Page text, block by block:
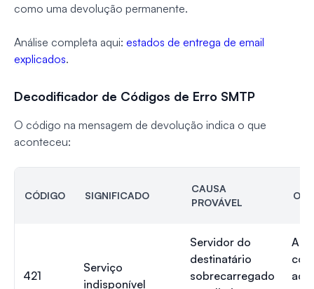
como uma devolução permanente.
Análise completa aqui: estados de entrega de email
explicados.
Decodificador de Códigos de Erro SMTP
O código na mensagem de devolução indica o que
aconteceu:
CÓDIGO SIGNIFICADO
CAUSA
PROVÁVEL
O
421
Serviço
indisponível
Servidor do
destinatário
sobrecarregado